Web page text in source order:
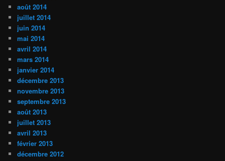
août 2014
juillet 2014
juin 2014
mai 2014
avril 2014
mars 2014
janvier 2014
décembre 2013
novembre 2013
septembre 2013
août 2013
juillet 2013
avril 2013
février 2013
décembre 2012